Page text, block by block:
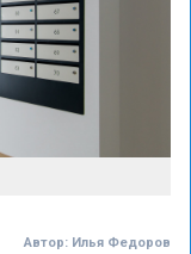
Автор: Илья Федоров